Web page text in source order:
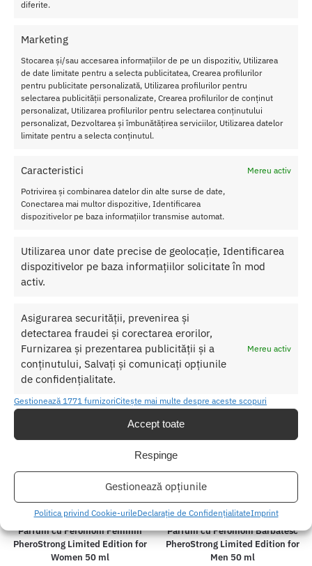
diferite.
Marketing
Stocarea și/sau accesarea informațiilor de pe un dispozitiv, Utilizarea
de date limitate pentru a selecta publicitatea, Crearea profilurilor
pentru publicitate personalizată, Utilizarea profilurilor pentru
selectarea publicității personalizate, Crearea profilurilor de conținut
personalizat, Utilizarea profilurilor pentru selectarea conținutului
personalizat, Dezvoltarea și îmbunătățirea serviciilor, Utilizarea datelor
limitate pentru a selecta conținutul.
Caracteristici
Mereu activ
Potrivirea și combinarea datelor din alte surse de date,
Conectarea mai multor dispozitive, Identificarea
dispozitivelor pe baza informațiilor transmise automat.
Utilizarea unor date precise de geolocație, Identificarea
dispozitivelor pe baza informațiilor solicitate în mod
activ.
Asigurarea securității, prevenirea și
detectarea fraudei și corectarea erorilor,
Furnizarea și prezentarea publicității și a
conținutului, Salvați și comunicați opțiunile
de confidențialitate.
Mereu activ
Gestionează 1771 furnizoriCitește mai multe despre aceste scopuri
Accept toate
Respinge
Gestionează opțiunile
Politica privind Cookie-urileDeclarație de ConfidențialitateImprint
Parfum Cu Feromoni
PheroStrong pheromone King
Barbatesc 50 ml
Adaugă în coș
Parfum Cu Feromoni
PheroStrong pheromone Queen
Feminin 50 ml
Parfum cu Feromoni Feminin
PheroStrong Limited Edition for
Women 50 ml
Parfum cu Feromoni Barbatesc
PheroStrong Limited Edition for
Men 50 ml